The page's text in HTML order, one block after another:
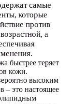
самые
которые
против
а
быстрее теряет
кожи.
высоким
– это настоящее